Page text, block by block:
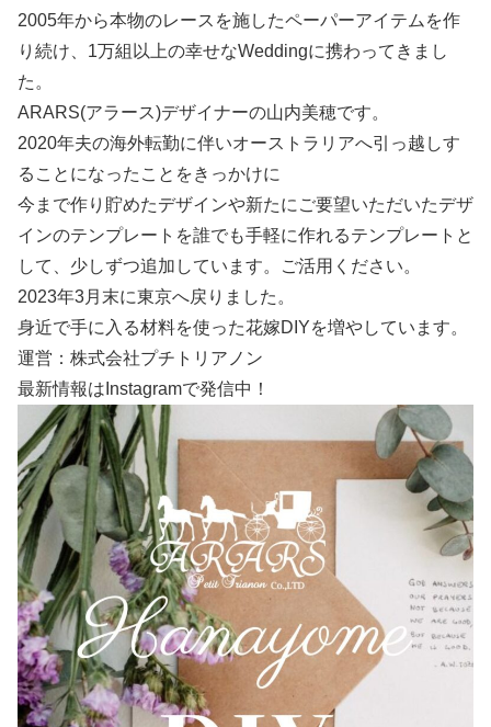
2005年から本物のレースを施したペーパーアイテムを作
り続け、1万組以上の幸せなWeddingに携わってきまし
た。
ARARS(アラース)デザイナーの山内美穂です。
2020年夫の海外転勤に伴いオーストラリアへ引っ越しす
ることになったことをきっかけに
今まで作り貯めたデザインや新たにご要望いただいたデザ
インのテンプレートを誰でも手軽に作れるテンプレートと
して、少しずつ追加しています。ご活用ください。
2023年3月末に東京へ戻りました。
身近で手に入る材料を使った花嫁DIYを増やしています。
運営：株式会社プチトリアノン
最新情報はInstagramで発信中！